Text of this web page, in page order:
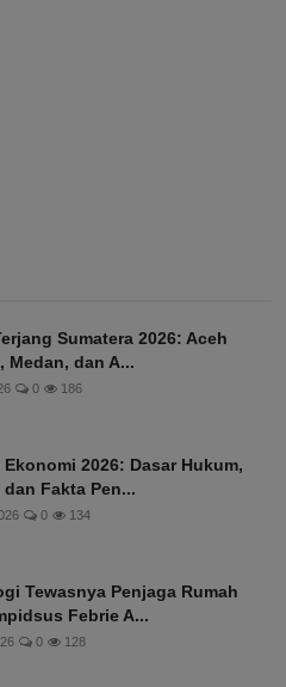
Sumatera 2026: Aceh
Medan, dan A...
0 186
2026: Dasar Hukum,
Fakta Pen...
0 134
Tewasnya Penjaga Rumah
Febrie A...
0 128